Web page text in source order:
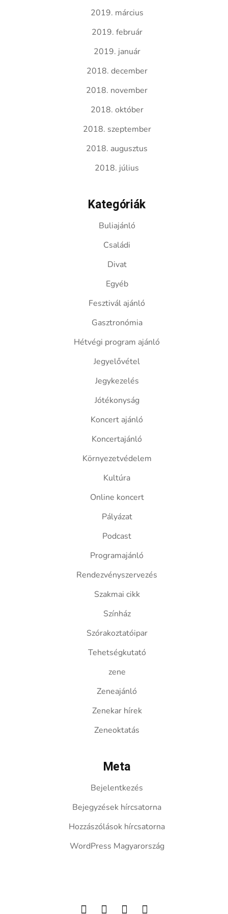
2019. március
2019. február
2019. január
2018. december
2018. november
2018. október
2018. szeptember
2018. augusztus
2018. július
Kategóriák
Buliajánló
Családi
Divat
Egyéb
Fesztivál ajánló
Gasztronómia
Hétvégi program ajánló
Jegyelővétel
Jegykezelés
Jótékonyság
Koncert ajánló
Koncertajánló
Környezetvédelem
Kultúra
Online koncert
Pályázat
Podcast
Programajánló
Rendezvényszervezés
Szakmai cikk
Színház
Szórakoztatóipar
Tehetségkutató
zene
Zeneajánló
Zenekar hírek
Zeneoktatás
Meta
Bejelentkezés
Bejegyzések hírcsatorna
Hozzászólások hírcsatorna
WordPress Magyarország